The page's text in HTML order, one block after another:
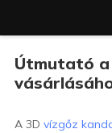
Útmutató a
A 3D vízgőz